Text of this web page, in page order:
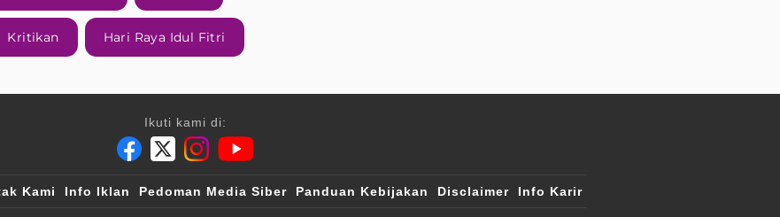
Kritikan Hari Raya Idul Fitri
Ikuti kami di:
Kami Info Iklan Pedoman Media Siber Panduan Kebijakan Disclaimer Info Karir